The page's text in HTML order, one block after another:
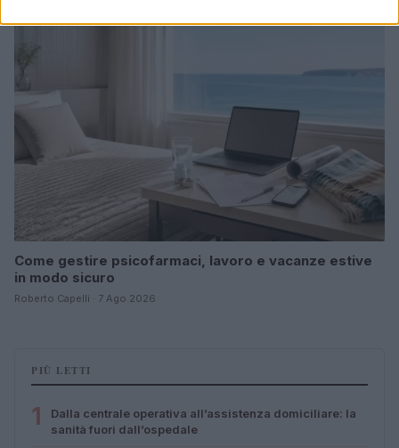
Come gestire psicofarmaci, lavoro e vacanze estive
in modo sicuro
Roberto Capelli · 7 Ago 2026
PIÙ LETTI
1
Dalla centrale operativa all’assistenza domiciliare: la
sanità fuori dall’ospedale